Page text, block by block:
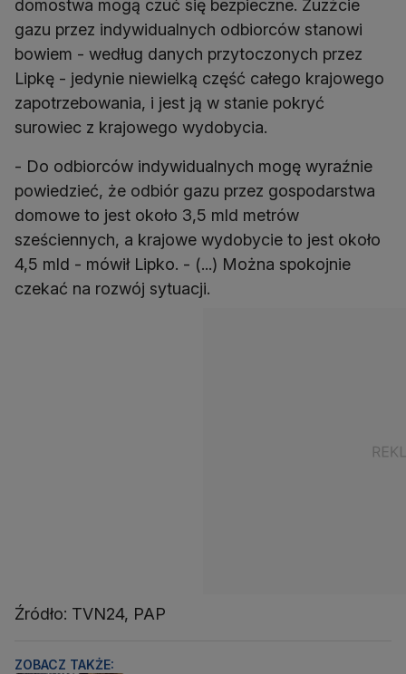
domostwa mogą czuć się bezpieczne. Zuzżcie
gazu przez indywidualnych odbiorców stanowi
bowiem - według danych przytoczonych przez
Lipkę - jedynie niewielką część całego krajowego
zapotrzebowania, i jest ją w stanie pokryć
surowiec z krajowego wydobycia.
- Do odbiorców indywidualnych mogę wyraźnie
powiedzieć, że odbiór gazu przez gospodarstwa
domowe to jest około 3,5 mld metrów
sześciennych, a krajowe wydobycie to jest około
4,5 mld - mówił Lipko. - (...) Można spokojnie
czekać na rozwój sytuacji.
Źródło: TVN24, PAP
ZOBACZ TAKŻE: